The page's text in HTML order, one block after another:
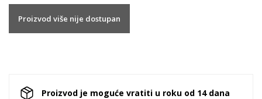
Proizvod više nije dostupan
Proizvod je moguće vratiti u roku od 14 dana